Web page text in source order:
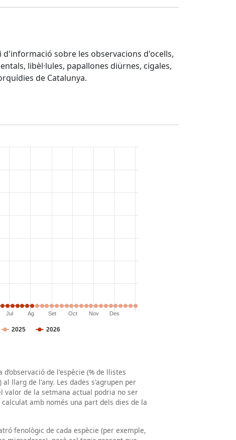
sobre les observacions d'ocells,
libèl·lules, papallones diürnes, cigales,
de Catalunya.
de l'espècie (% de llistes
llarg de l'any. Les dades s'agrupen per
valor de la setmana actual podria no ser
amb només una part dels dies de la
fenològic de cada espècie (per exemple,